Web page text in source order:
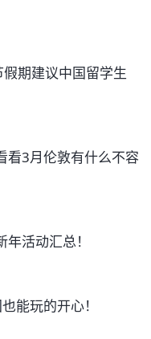
期建议中国留学生
看3月伦敦有什么不容
活动汇总！
能玩的开心！